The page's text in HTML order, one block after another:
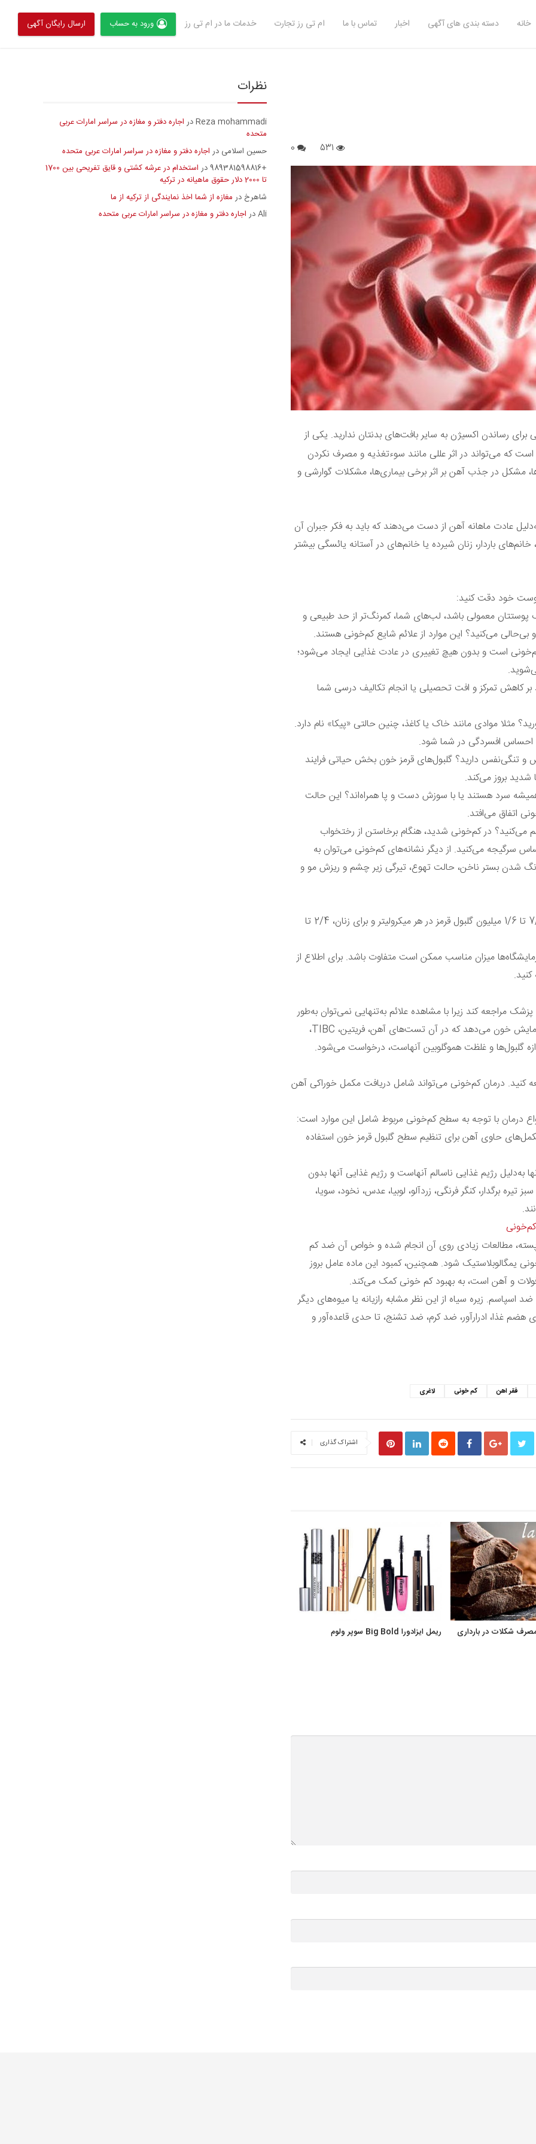
خانه دسته بندی های آگهی اخبار تماس با ما ام تی رز تجارت خدمات ما در ام تی رز ورود به حساب ارسال رایگان آگهی
برای رساندن اکسیژن به سایر بافت‌های بدنتان ندارید. یکی از
که می‌تواند در اثر عللی مانند سوءتغذیه و مصرف نکردن
مشکل در جذب آهن بر اثر برخی بیماری‌ها، مشکلات گوارشی و
عادت ماهانه آهن از دست می‌دهند که باید به فکر جبران آن
باردار، زنان شیرده یا خانم‌های در آستانه‌ یائسگی بیشتر
خود دقت کنید:
معمولی باشد، لب‌های شما، کمرنگ‌تر از حد طبیعی و
می‌کنید؟ این موارد از علائم شایع کم‌خونی هستند.
است و بدون هیچ تغییری در عادت غذایی ایجاد می‌شود؛
کاهش تمرکز و افت تحصیلی یا انجام تکالیف درسی شما
مثلا موادی مانند خاک یا کاغذ، چنین حالتی «پیکا» نام دارد.
احساس افسردگی در شما شود.
دارید؟ گلبول‌های قرمز خون بخش حیاتی فرایند
بروز می‌کند.
سرد هستند یا با سوزش دست و پا همراه‌اند؟ این حالت
اتفاق می‌افتد.
در کم‌خونی شدید، هنگام برخاستن از رختخواب
سرگیجه می‌کنید. از دیگر نشانه‌های کم‌خونی می‌توان به
شدن بستر ناخن، حالت تهوع، تیرگی زیر چشم و ریزش مو و
میزان عمومی و مناسب تعداد گلبول قرمز خون برای مردان، 7/4 تا 1/6 میلیون گلبول قرمز در هر میکرولیتر و برای زنان، 2/4 تا
میزان مناسب ممکن است متفاوت باشد. برای اطلاع از
مراجعه کند زیرا با مشاهده علائم به‌تنهایی نمی‌توان به‌طور
قطع کم‌خونی را تایید کرد. به همین دلیل پزشک درخواست آزمایش خون می‌دهد که در آن تست‌های آهن، فریتین، TIBC،
کنید. درمان کم‌خونی می‌تواند شامل دریافت مکمل خوراکی آهن
درمان با توجه به سطح کم‌خونی مربوط شامل این موارد است:
حاوی آهن برای تنظیم سطح گلبول قرمز خون استفاده
به‌دلیل رژیم غذایی ناسالم آنهاست و رژیم غذایی آنها بدون
برگدار، کنگر فرنگی، زردآلو، لوبیا، عدس، نخود، سویا،
کم‌خونی
پسته، مطالعات زیادی روی آن انجام شده و خواص آن ضد کم
یمگالوبلاستیک شود. همچنین، کمبود این ماده عامل بروز
و آهن است، به بهبود کم خونی کمک می‌کند.
زیره سیاه از این نظر مشابه رازیانه یا میوه‌های دیگر
غذا، ادرارآور، ضد کرم، ضد تشنج، تا حدی قاعده‌آور و
فقر اهن کم خونی لاغری
اشتراک گذاری
شکلات در بارداری ریمل ایزادورا Big Bold سوپر ولوم
نظرات
Reza mohammadiدر اجاره دفتر و مغازه در سراسر امارات عربی
متحده
حسین اسلامی در اجاره دفتر و مغازه در سراسر امارات عربی متحده
+989381598816
در
استخدام در عرشه کشتی و قایق تفریحی بین 1700
تا 2000 دلار حقوق ماهیانه در ترکیه
شاهرخ در مغازه از شما اخذ نمایندگی از ترکیه از ما
Aliدر اجاره دفتر و مغازه در سراسر امارات عربی متحده